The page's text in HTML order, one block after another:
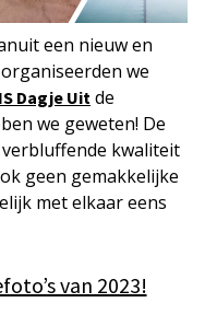
een nieuw en
we
Dagje Uit de
we geweten! De
verbluffende kwaliteit
geen gemakkelijke
met elkaar eens
van 2023!